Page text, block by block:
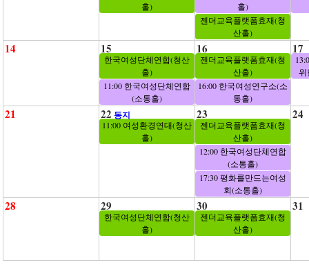
홀)
홀)
젠더교육플랫폼효재(청
산홀)
14 15
한국여성단체연합(청산
홀)
11:00 한국여성단체연합
(소통홀)
16
젠더교육플랫폼효재(청
산홀)
16:00 한국여성연구소(소
통홀)
17
위
21 22 동지
11:00 여성환경연대(청산
홀)
23
젠더교육플랫폼효재(청
산홀)
12:00 한국여성단체연합
(소통홀)
17:30 평화를만드는여성
회(소통홀)
24
28 29
한국여성단체연합(청산
홀)
30
젠더교육플랫폼효재(청
산홀)
31